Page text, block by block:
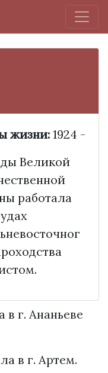
жизни:1924 -
Великой
работала
в г. Ананьеве
в г. Артем.